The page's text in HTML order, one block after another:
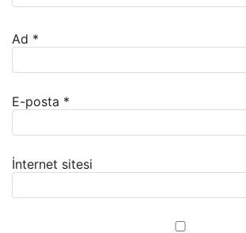
Ad *
E-posta *
İnternet sitesi